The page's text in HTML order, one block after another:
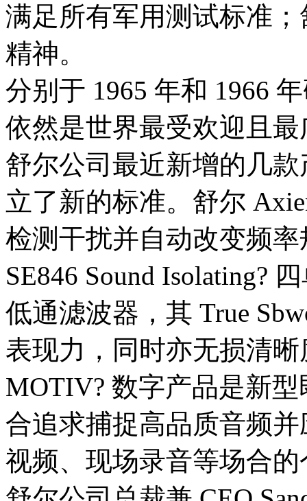
满足所有军用测试标准
精神。
分别于 1965 年和 1966
依然是世界最受欢迎且
舒尔公司最近新增的几
立了新的标准。舒尔
检测干扰并自动改变频
SE846 Sound Isolating?
低通滤波器，其 True
表现力，同时亦无损清
MOTIV? 数字产品是新
合追求捕捉高品质音频
视频、现场录音等场合